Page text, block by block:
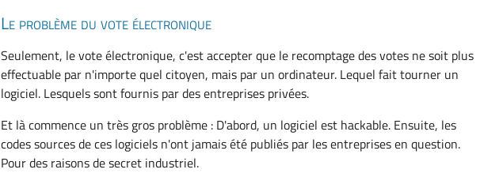
Le problème du vote électronique
Seulement, le vote électronique, c'est accepter que le recomptage des votes ne soit plus
effectuable par n'importe quel citoyen, mais par un ordinateur. Lequel fait tourner un
logiciel. Lesquels sont fournis par des entreprises privées.
Et là commence un très gros problème : D'abord, un logiciel est hackable. Ensuite, les
codes sources de ces logiciels n'ont jamais été publiés par les entreprises en question.
Pour des raisons de secret industriel.